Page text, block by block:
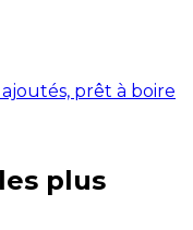
prêt à boire
plus